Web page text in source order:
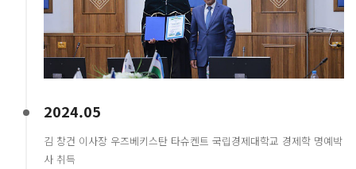
2024.05
김 창건 이사장 우즈베키스탄 타슈켄트 국립경제대학교 경제학 명예박
사 취득